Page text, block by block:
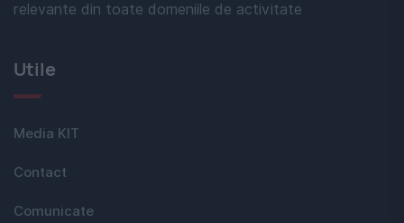
relevante din toate domeniile de activitate
Utile
Media KIT
Contact
Comunicate